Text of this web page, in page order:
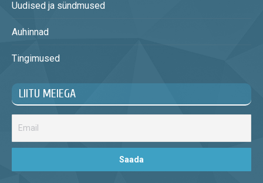
Uudised ja sündmused
Auhinnad
Tingimused
LIITU MEIEGA